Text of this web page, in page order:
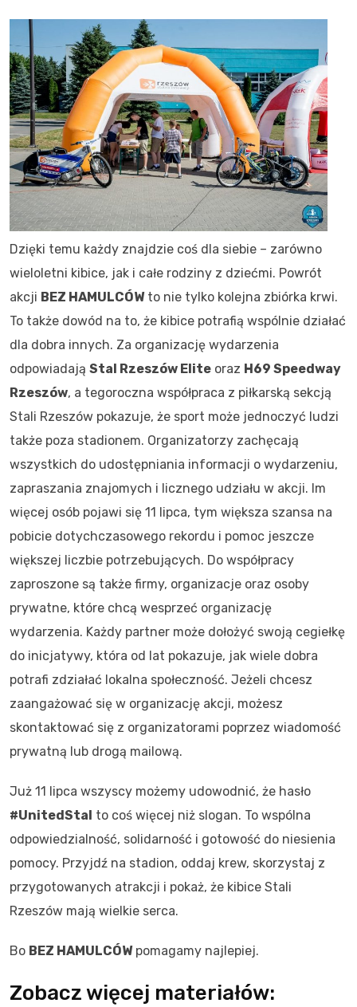
Dzięki temu każdy znajdzie coś dla siebie – zarówno
wieloletni kibice, jak i całe rodziny z dziećmi. Powrót
akcji BEZ HAMULCÓWto nie tylko kolejna zbiórka krwi.
To także dowód na to, że kibice potrafią wspólnie działać
dla dobra innych. Za organizację wydarzenia
odpowiadają Stal Rzeszów Elite oraz H69 Speedway
Rzeszów, a tegoroczna współpraca z piłkarską sekcją
Stali Rzeszów pokazuje, że sport może jednoczyć ludzi
także poza stadionem. Organizatorzy zachęcają
wszystkich do udostępniania informacji o wydarzeniu,
zapraszania znajomych i licznego udziału w akcji. Im
więcej osób pojawi się 11 lipca, tym większa szansa na
pobicie dotychczasowego rekordu i pomoc jeszcze
większej liczbie potrzebujących. Do współpracy
zaproszone są także firmy, organizacje oraz osoby
prywatne, które chcą wesprzeć organizację
wydarzenia. Każdy partner może dołożyć swoją cegiełkę
do inicjatywy, która od lat pokazuje, jak wiele dobra
potrafi zdziałać lokalna społeczność. Jeżeli chcesz
zaangażować się w organizację akcji, możesz
skontaktować się z organizatorami poprzez wiadomość
prywatną lub drogą mailową.
Już 11 lipca wszyscy możemy udowodnić, że hasło
#UnitedStal to coś więcej niż slogan. To wspólna
odpowiedzialność, solidarność i gotowość do niesienia
pomocy. Przyjdź na stadion, oddaj krew, skorzystaj z
przygotowanych atrakcji i pokaż, że kibice Stali
Rzeszów mają wielkie serca.
Bo BEZ HAMULCÓWpomagamy najlepiej.
Zobacz więcej materiałów: